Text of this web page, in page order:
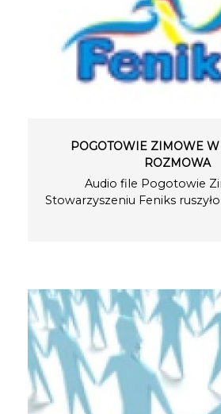
POGOTOWIE ZIMOWE
ROZMOWA
Audio file Pogotowie
Stowarzyszeniu Feniks